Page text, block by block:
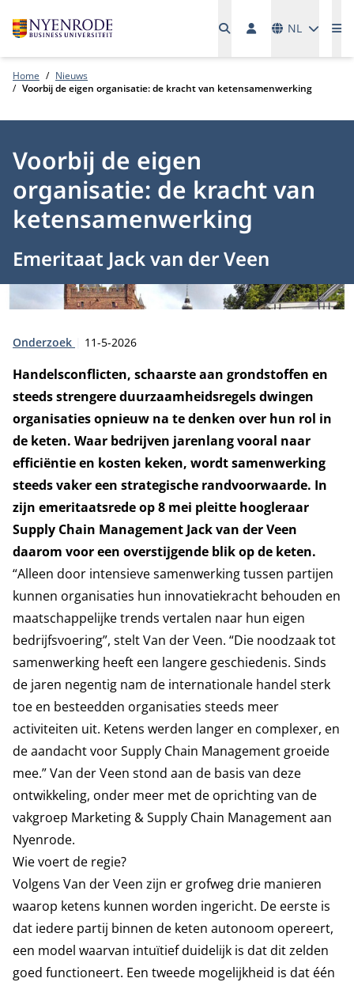
NL
Home
Nieuws
Voorbij de eigen organisatie: de kracht van ketensamenwerking
Voorbij de eigen
organisatie: de kracht van
ketensamenwerking
Emeritaat Jack van der Veen
Type:
Onderzoek Publicatiedatum:
11-5-2026
Handelsconflicten, schaarste aan grondstoffen en
steeds strengere duurzaamheidsregels dwingen
organisaties opnieuw na te denken over hun rol in
de keten. Waar bedrijven jarenlang vooral naar
efficiëntie en kosten keken, wordt samenwerking
steeds vaker een strategische randvoorwaarde. In
zijn emeritaatsrede op 8 mei pleitte hoogleraar
Supply Chain Management Jack van der Veen
daarom voor een overstijgende blik op de keten.
“Alleen door intensieve samenwerking tussen partijen
kunnen organisaties hun innovatiekracht behouden en
maatschappelijke trends vertalen naar hun eigen
bedrijfsvoering”, stelt Van der Veen. “Die noodzaak tot
samenwerking heeft een langere geschiedenis. Sinds
de jaren negentig nam de internationale handel sterk
toe en besteedden organisaties steeds meer
activiteiten uit. Ketens werden langer en complexer, en
de aandacht voor Supply Chain Management groeide
mee.” Van der Veen stond aan de basis van deze
ontwikkeling, onder meer met de oprichting van de
vakgroep Marketing & Supply Chain Management aan
Nyenrode.
Wie voert de regie?
Volgens Van der Veen zijn er grofweg drie manieren
waarop ketens kunnen worden ingericht. De eerste is
dat iedere partij binnen de keten autonoom opereert,
een model waarvan intuïtief duidelijk is dat dit zelden
goed functioneert. Een tweede mogelijkheid is dat één